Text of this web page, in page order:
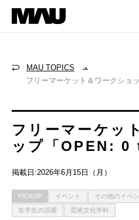
MAU TOPICS
フリーマーケット＆ワークショ
フリーマーケッ
ップ「OPEN: 0
掲載日:2026年6月15日（月）
PICKUP イベント その他のイベ
在学生の活躍
芸術文化学科